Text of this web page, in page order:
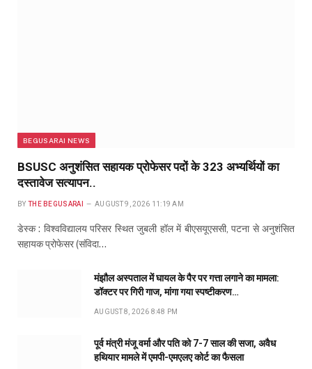
BEGUSARAI NEWS
BSUSC अनुशंसित सहायक प्रोफेसर पदों के 323 अभ्यर्थियों का
दस्तावेज सत्यापन..
BY THE BEGUSARAI AUGUST 9, 2026 11:19 AM
डेस्क : विश्वविद्यालय परिसर स्थित जुबली हॉल में बीएसयूएससी, पटना से अनुशंसित
सहायक प्रोफेसर (संविदा…
मंझौल अस्पताल में घायल के पैर पर गत्ता लगाने का मामला:
डॉक्टर पर गिरी गाज, मांगा गया स्पष्टीकरण…
AUGUST 8, 2026 8:48 PM
पूर्व मंत्री मंजू वर्मा और पति को 7-7 साल की सजा, अवैध
हथियार मामले में एमपी-एमएलए कोर्ट का फैसला